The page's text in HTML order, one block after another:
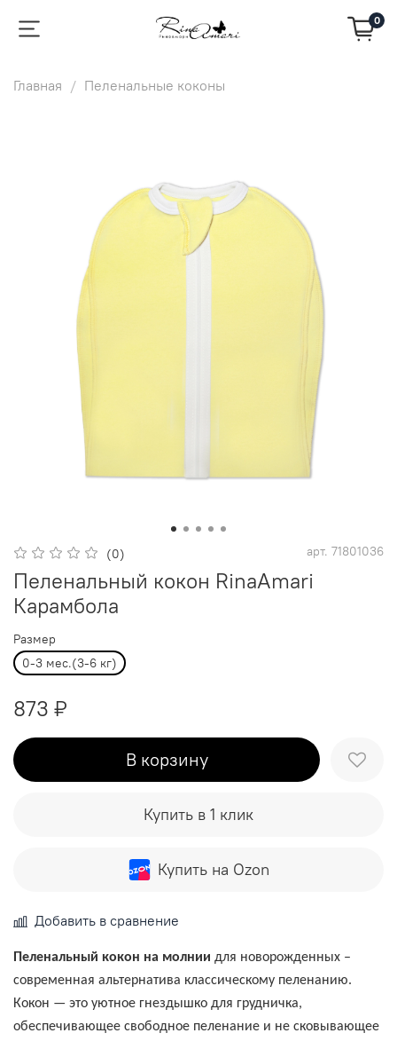
0
Главная Пеленальные коконы
(0) арт. 71801036
Пеленальный кокон RinaAmari
Карамбола
Размер
0-3 мес.(3-6 кг)
873 ₽
В корзину
Купить в 1 клик
Купить на Ozon
Добавить в сравнение
Пеленальный кокон на молнии для новорожденных –
современная альтернатива классическому пеленанию.
Кокон — это уютное гнездышко для грудничка,
обеспечивающее свободное пеленание и не сковывающее